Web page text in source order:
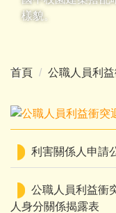
樣貌。
首頁 公職人員利
利害關係人申請
公職人員利益衝
人身分關係揭露表